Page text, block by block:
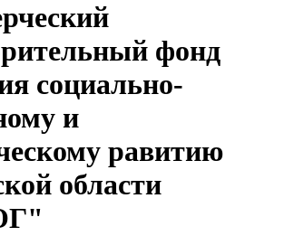
фонд
социально-
и
равитию
области